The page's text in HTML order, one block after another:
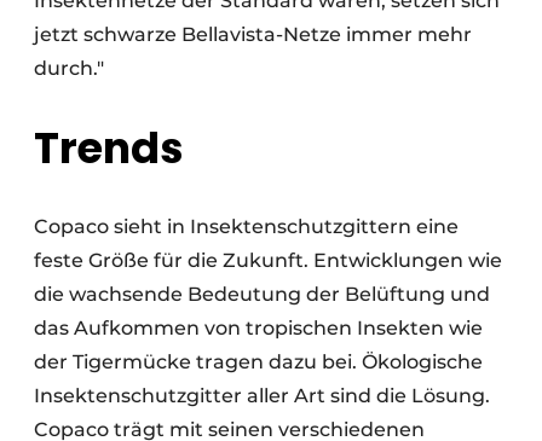
jetzt schwarze Bellavista-Netze immer mehr
durch."
Trends
Copaco sieht in Insektenschutzgittern eine
feste Größe für die Zukunft. Entwicklungen wie
die wachsende Bedeutung der Belüftung und
das Aufkommen von tropischen Insekten wie
der Tigermücke tragen dazu bei. Ökologische
Insektenschutzgitter aller Art sind die Lösung.
Copaco trägt mit seinen verschiedenen